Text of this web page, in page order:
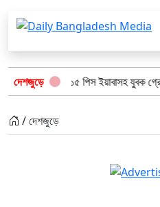
দেশজুড়ে
অভিযানে: ১৫ পিস ইয়াবাসহ যুবক গ্রেপ্তার
/ দেশজুড়ে